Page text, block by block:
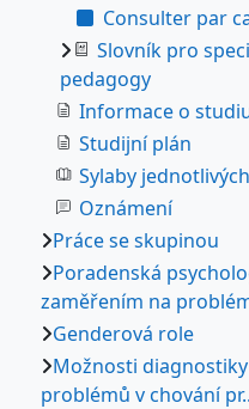
Consulter par
Slovník pro
pedagogy
Informace o
Studijní plán
Sylaby
Oznámení
Práce se skupinou
Poradenská
zaměřením na
Genderová role
Možnosti
problémů v chování